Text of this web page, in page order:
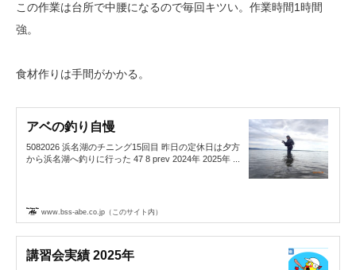
この作業は台所で中腰になるので毎回キツい。作業時間1時間
強。
食材作りは手間がかかる。
アベの釣り自慢
5082026 浜名湖のチニング15回目 昨日の定休日は夕方
から浜名湖へ釣りに行った 47 8 prev 2024年 2025年 ...
www.bss-abe.co.jp（このサイト内）
講習会実績 2025年